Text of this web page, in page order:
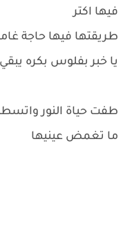
فيها اكتر
طريقتها فيها حاجة
يا خبر بفلوس بكره
طفت حياة النور
ما تغمض عينيها